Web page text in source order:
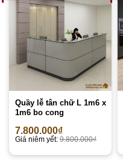
Quầy lễ tân chữ L 1m6 x
1m6 bo cong
7.800.000₫
Giá niêm yết: 9.800.000₫